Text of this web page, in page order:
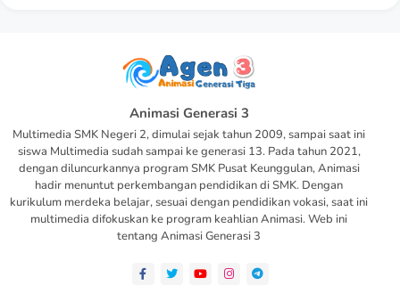
Animasi Generasi 3
Multimedia SMK Negeri 2, dimulai sejak tahun 2009, sampai saat ini
siswa Multimedia sudah sampai ke generasi 13. Pada tahun 2021,
dengan diluncurkannya program SMK Pusat Keunggulan, Animasi
hadir menuntut perkembangan pendidikan di SMK. Dengan
kurikulum merdeka belajar, sesuai dengan pendidikan vokasi, saat ini
multimedia difokuskan ke program keahlian Animasi. Web ini
tentang Animasi Generasi 3